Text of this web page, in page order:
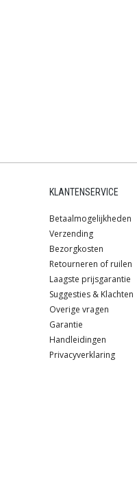
KLANTENSERVICE
Betaalmogelijkheden
Verzending
Bezorgkosten
Retourneren of ruilen
Laagste prijsgarantie
Suggesties & Klachten
Overige vragen
Garantie
Handleidingen
Privacyverklaring